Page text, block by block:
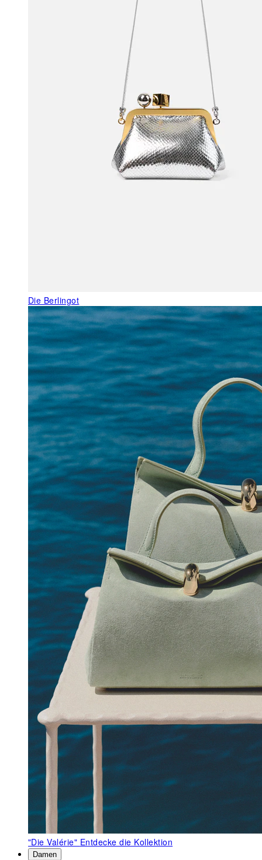
Die Berlingot
"Die Valérie" Entdecke die Kollektion
Damen